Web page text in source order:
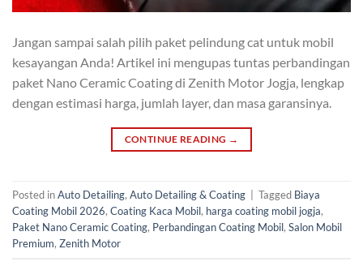
Jangan sampai salah pilih paket pelindung cat untuk mobil
kesayangan Anda! Artikel ini mengupas tuntas perbandingan
paket Nano Ceramic Coating di Zenith Motor Jogja, lengkap
dengan estimasi harga, jumlah layer, dan masa garansinya.
CONTINUE READING →
Posted inAuto Detailing, Auto Detailing & Coating Tagged Biaya
Coating Mobil 2026, Coating Kaca Mobil, harga coating mobil jogja,
Paket Nano Ceramic Coating, Perbandingan Coating Mobil, Salon Mobil
Premium, Zenith Motor